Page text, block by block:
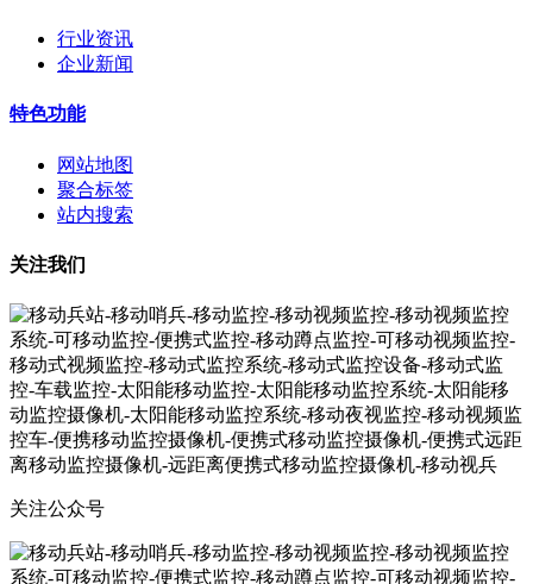
行业资讯
企业新闻
特色功能
网站地图
聚合标签
站内搜索
关注我们
关注公众号